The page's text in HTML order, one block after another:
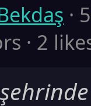
·
· 2